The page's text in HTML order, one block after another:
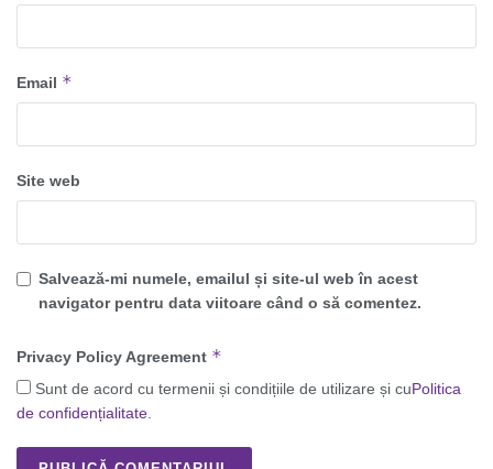
Email *
Site web
Salvează-mi numele, emailul și site-ul web în acest
navigator pentru data viitoare când o să comentez.
Privacy Policy Agreement *
Sunt de acord cu termenii și condițiile de utilizare și cuPolitica
de confidențialitate.